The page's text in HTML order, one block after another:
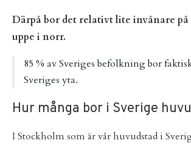
Därpå bor det relativt lite invånare på
uppe i norr.
85 % av Sveriges befolkning bor
Sveriges yta.
Hur många bor i Sverige
I Stockholm som är vår huvudstad i